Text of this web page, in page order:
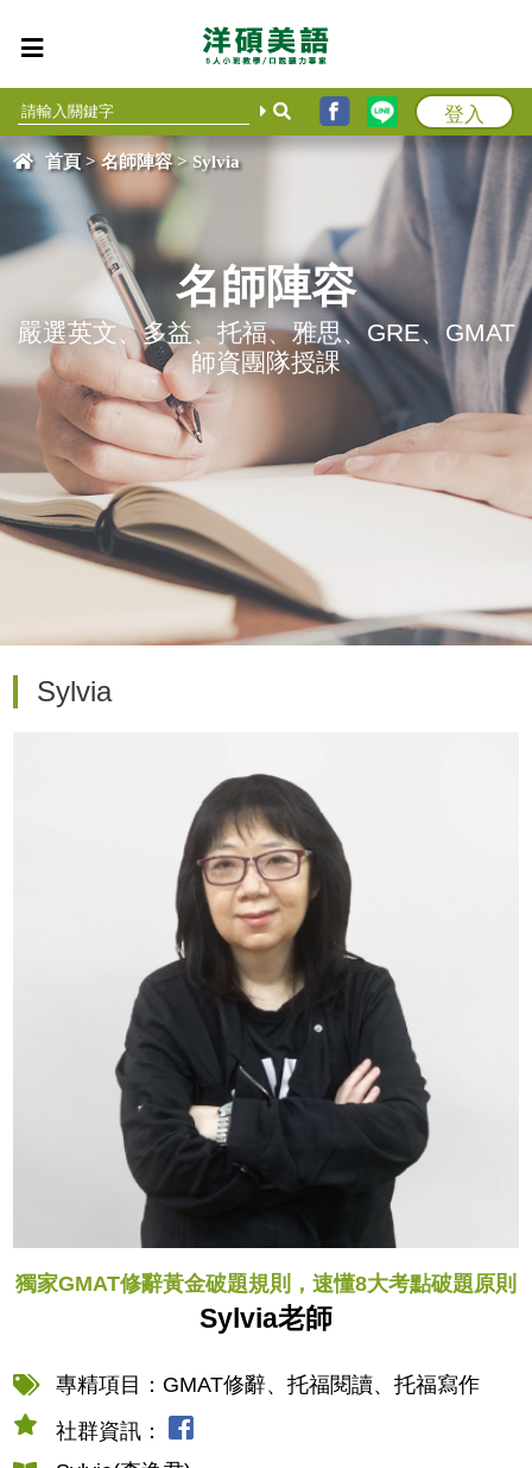
登入
首頁 >名師陣容> Sylvia
名師陣容
嚴選英文、多益、托福、雅思、GRE、GMAT
師資團隊授課
Sylvia
獨家GMAT修辭黃金破題規則，速懂8大考點破題原則
Sylvia老師
專精項目：GMAT修辭、托福閱讀、托福寫作
社群資訊：